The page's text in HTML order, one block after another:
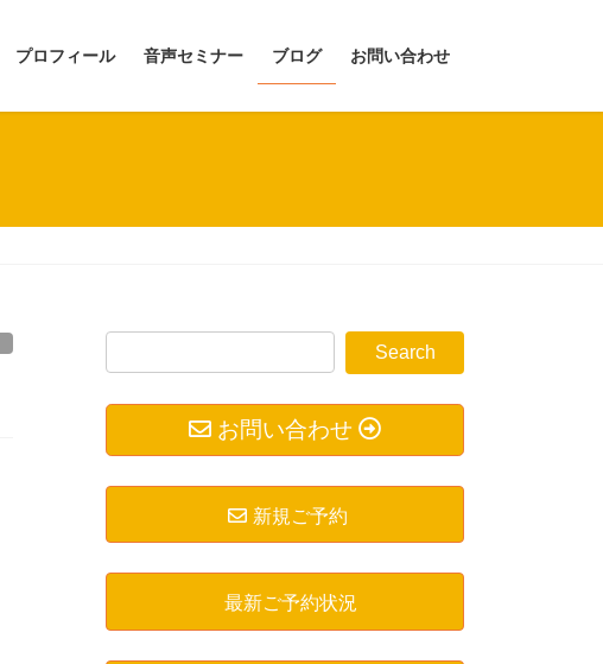
プロフィール 音声セミナー ブログ お問い合わせ
お問い合わせ
新規ご予約
最新ご予約状況